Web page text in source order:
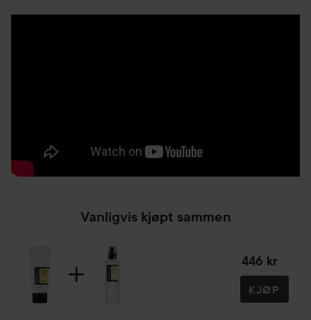
Vanligvis kjøpt sammen
446 kr
KJØP